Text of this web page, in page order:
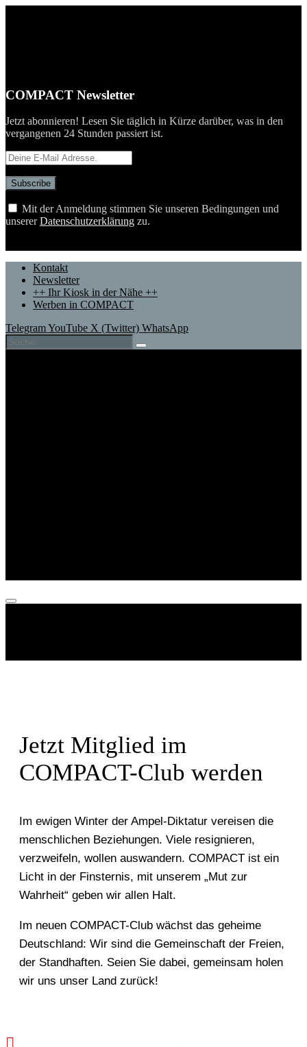
COMPACT Newsletter
Jetzt abonnieren! Lesen Sie täglich in Kürze darüber, was in den
vergangenen 24 Stunden passiert ist.
Mit der Anmeldung stimmen Sie unseren Bedingungen und
unsererDatenschutzerklärung zu.
Kontakt
Newsletter
++ Ihr Kiosk in der Nähe ++
Werben in COMPACT
TelegramYouTube X (Twitter) WhatsApp
Jetzt Mitglied im
COMPACT-Club werden
Im ewigen Winter der Ampel-Diktatur vereisen die
menschlichen Beziehungen. Viele resignieren,
verzweifeln, wollen auswandern. COMPACT ist ein
Licht in der Finsternis, mit unserem „Mut zur
Wahrheit“ geben wir allen Halt.
Im neuen COMPACT-Club wächst das geheime
Deutschland: Wir sind die Gemeinschaft der Freien,
der Standhaften. Seien Sie dabei, gemeinsam holen
wir uns unser Land zurück!